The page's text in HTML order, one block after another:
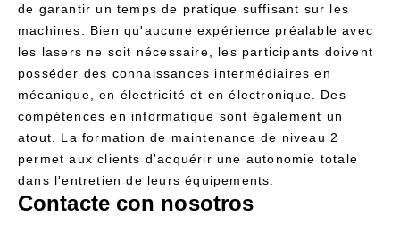
de garantir un temps de pratique suffisant sur les
machines. Bien qu'aucune expérience préalable avec
les lasers ne soit nécessaire, les participants doivent
posséder des connaissances intermédiaires en
mécanique, en électricité et en électronique. Des
compétences en informatique sont également un
atout. La formation de maintenance de niveau 2
permet aux clients d'acquérir une autonomie totale
dans l'entretien de leurs équipements.
Contacte con nosotros